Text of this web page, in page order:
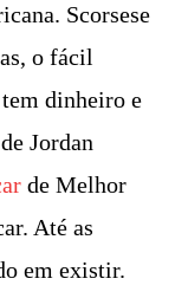
Scorsese
o fácil
dinheiro e
Jordan
de Melhor
Até as
em existir.